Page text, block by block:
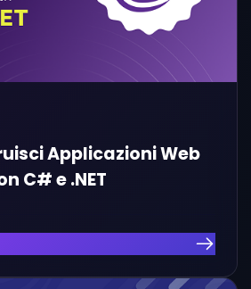
Applicazioni Web
C# e .NET